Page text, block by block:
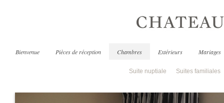
Bienvenue Pièces de réception Chambres Extérieurs Mariages
Suite nuptiale Suites familiales